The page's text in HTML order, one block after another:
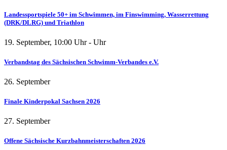
Landessportspiele 50+ im Schwimmen, im Finswimming, Wasserrettung
(DRK/DLRG) und Triathlon
19. September, 10:00 Uhr - Uhr
Verbandstag des Sächsischen Schwimm-Verbandes e.V.
26. September
Finale Kinderpokal Sachsen 2026
27. September
Offene Sächsische Kurzbahnmeisterschaften 2026